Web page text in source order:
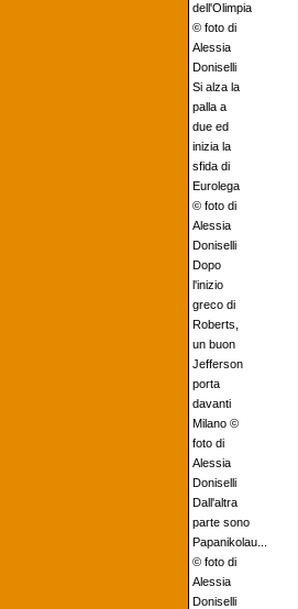
dell'Olimpia
© foto di
Alessia
Doniselli
Si alza la
palla a
due ed
inizia la
sfida di
Eurolega
© foto di
Alessia
Doniselli
Dopo
l'inizio
greco di
Roberts,
un buon
Jefferson
porta
davanti
Milano ©
foto di
Alessia
Doniselli
Dall'altra
parte sono
Papanikolau...
© foto di
Alessia
Doniselli